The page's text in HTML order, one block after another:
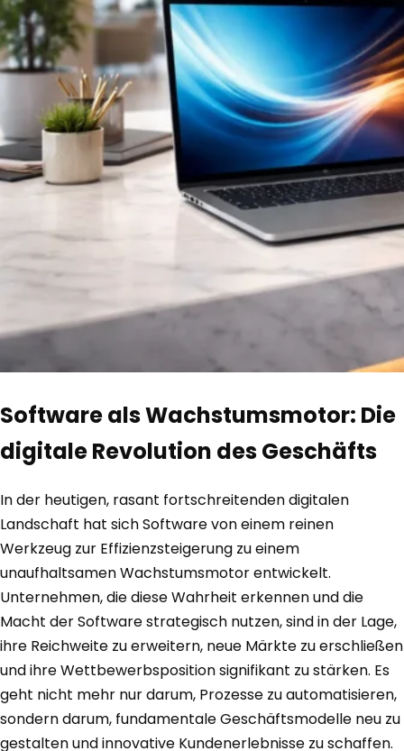
Software als Wachstumsmotor: Die
digitale Revolution des Geschäfts
In der heutigen, rasant fortschreitenden digitalen
Landschaft hat sich Software von einem reinen
Werkzeug zur Effizienzsteigerung zu einem
unaufhaltsamen Wachstumsmotor entwickelt.
Unternehmen, die diese Wahrheit erkennen und die
Macht der Software strategisch nutzen, sind in der Lage,
ihre Reichweite zu erweitern, neue Märkte zu erschließen
und ihre Wettbewerbsposition signifikant zu stärken. Es
geht nicht mehr nur darum, Prozesse zu automatisieren,
sondern darum, fundamentale Geschäftsmodelle neu zu
gestalten und innovative Kundenerlebnisse zu schaffen.